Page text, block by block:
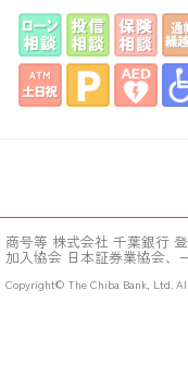
商号等 株式会社 千葉銀行
加入協会 日本証券業協会、
Copyright© The Chiba Bank, Ltd.